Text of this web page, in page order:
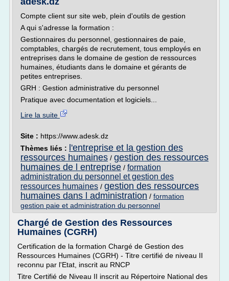
Compte client sur site web, plein d'outils de gestion
A qui s'adresse la formation :
Gestionnaires du personnel, gestionnaires de paie,
comptables, chargés de recrutement, tous employés en
entreprises dans le domaine de gestion de ressources
humaines, étudiants dans le domaine et gérants de
petites entreprises.
GRH : Gestion administrative du personnel
Pratique avec documentation et logiciels...
Lire la suite
Site : https://www.adesk.dz
Thèmes liés :
l'entreprise et la gestion des
ressources humaines / gestion des ressources
humaines de l entreprise / formation
administration du personnel et gestion des
ressources humaines / gestion des ressources
humaines dans l administration / formation
gestion paie et administration du personnel
Chargé de Gestion des Ressources
Humaines (CGRH)
Certification de la formation Chargé de Gestion des
Ressources Humaines (CGRH) - Titre certifié de niveau II
reconnu par l'Etat, inscrit au RNCP
Titre Certifié de Niveau II inscrit au Répertoire National des